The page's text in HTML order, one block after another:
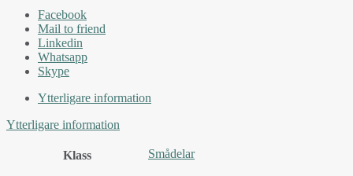
Facebook
Mail to friend
Linkedin
Whatsapp
Skype
Ytterligare information
Ytterligare information
Klass Smådelar